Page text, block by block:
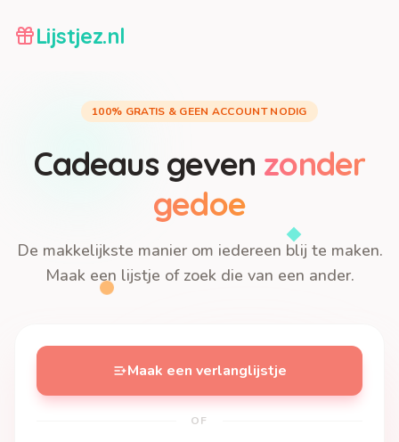
Lijstjez.nl
100% GRATIS & GEEN ACCOUNT NODIG
Cadeaus geven zonder
gedoe
De makkelijkste manier om iedereen blij te maken.
Maak een lijstje of zoek die van een ander.
Maak een verlanglijstje
OF